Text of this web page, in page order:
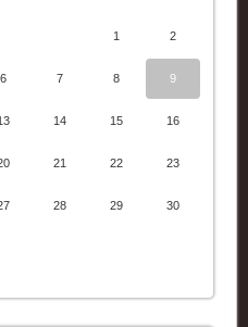
1 2
6 7 8 9
14 15 16
21 22 23
28 29 30